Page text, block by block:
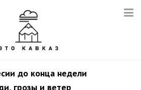
до конца недели
грозы и ветер